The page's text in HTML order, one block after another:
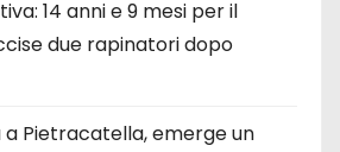
14 anni e 9 mesi per il
due rapinatori dopo
Pietracatella, emerge un